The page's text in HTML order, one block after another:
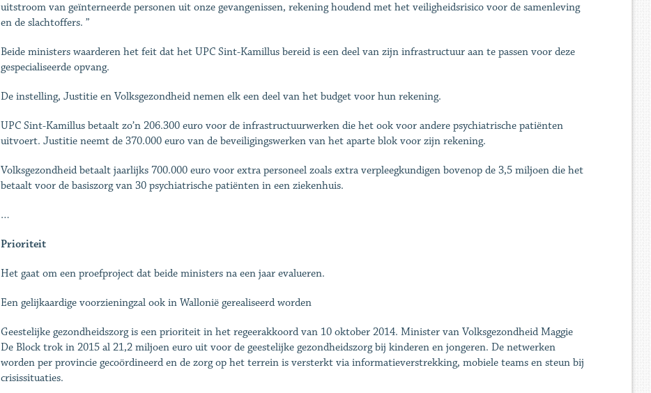
uitstroom van geïnterneerde personen uit onze gevangenissen, rekening houdend met het veiligheidsrisico voor de samenleving
en de slachtoffers. ”
Beide ministers waarderen het feit dat het UPC Sint-Kamillus bereid is een deel van zijn infrastructuur aan te passen voor deze
gespecialiseerde opvang.
De instelling, Justitie en Volksgezondheid nemen elk een deel van het budget voor hun rekening.
UPC Sint-Kamillus betaalt zo’n 206.300 euro voor de infrastructuurwerken die het ook voor andere psychiatrische patiënten
uitvoert. Justitie neemt de 370.000 euro van de beveiligingswerken van het aparte blok voor zijn rekening.
Volksgezondheid betaalt jaarlijks 700.000 euro voor extra personeel zoals extra verpleegkundigen bovenop de 3,5 miljoen die het
betaalt voor de basiszorg van 30 psychiatrische patiënten in een ziekenhuis.
…
Prioriteit
Het gaat om een proefproject dat beide ministers na een jaar evalueren.
Een gelijkaardige voorzieningzal ook in Wallonië gerealiseerd worden
Geestelijke gezondheidszorg is een prioriteit in het regeerakkoord van 10 oktober 2014. Minister van Volksgezondheid Maggie
De Block trok in 2015 al 21,2 miljoen euro uit voor de geestelijke gezondheidszorg bij kinderen en jongeren. De netwerken
worden per provincie gecoördineerd en de zorg op het terrein is versterkt via informatieverstrekking, mobiele teams en steun bij
crisissituaties.